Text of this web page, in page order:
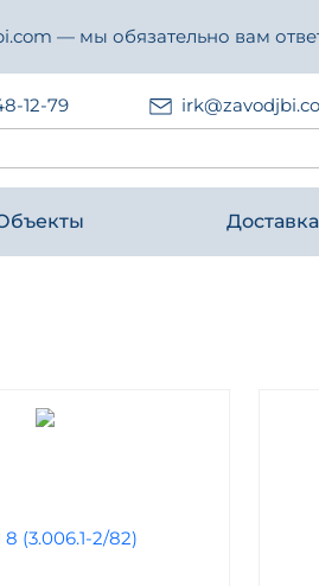
— мы обязательно вам
12-79
Доставка